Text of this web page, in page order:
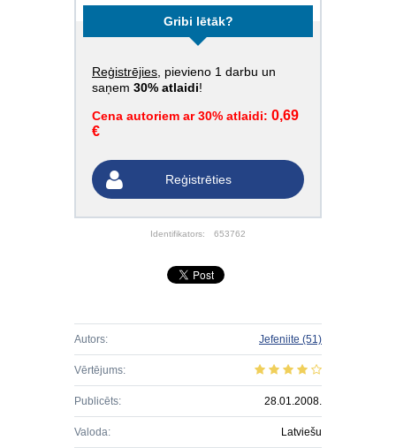
Gribi lētāk?
Reģistrējies , pievieno 1 darbu un
saņem 30% atlaidi!
Cena autoriem ar 30% atlaidi: 0,69
€
Reģistrēties
Identifikators: 653762
Autors: Jefeniite (51)
Vērtējums:
Publicēts: 28.01.2008.
Valoda: Latviešu